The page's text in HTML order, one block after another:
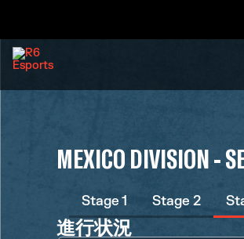
MEXICO DIVISION -
Stage 1 Stage 2
進行状況